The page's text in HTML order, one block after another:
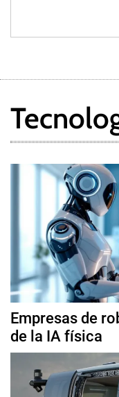
Empresas de
de la IA física